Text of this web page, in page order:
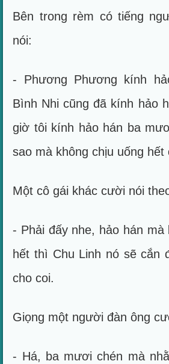
Bên trong rèm có tiếng
nói:
- Phương Phương kính
Bình Nhi cũng đã kính hảo
giờ tôi kính hảo hán ba
sao mà không chịu uống hết
Một cô gái khác cười nói
- Phải đấy nhe, hảo hán mà
hết thì Chu Linh nó sẽ cắn
cho coi.
Giọng một người đàn ông
- Há, ba mươi chén mà